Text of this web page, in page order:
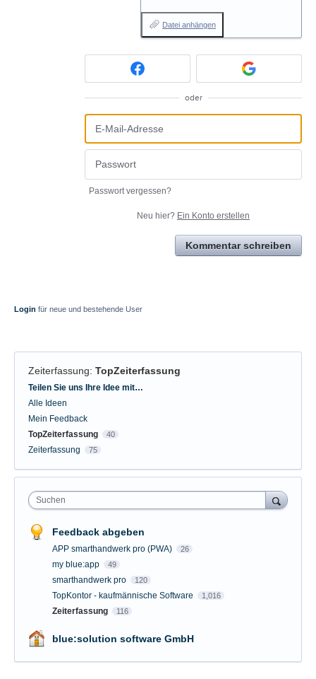
Datei anhängen
oder
Passwort vergessen?
Neu hier? Ein Konto erstellen
Kommentar schreiben
Login für neue und bestehende User
Zeiterfassung: TopZeiterfassung
Kategorien
Teilen Sie uns Ihre Idee mit…
Alle Ideen
Mein Feedback
TopZeiterfassung
40
Zeiterfassung 75
Suchen
Feedback abgeben
APP smarthandwerk pro (PWA) 26
my blue:app 49
smarthandwerk pro 120
TopKontor - kaufmännische Software 1,016
Zeiterfassung 116
blue:solution software GmbH